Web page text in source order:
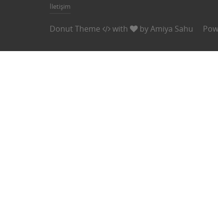
İletişim
Donut Theme with byAmiya Sahu